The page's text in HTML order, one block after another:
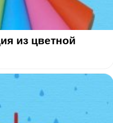
из цветной